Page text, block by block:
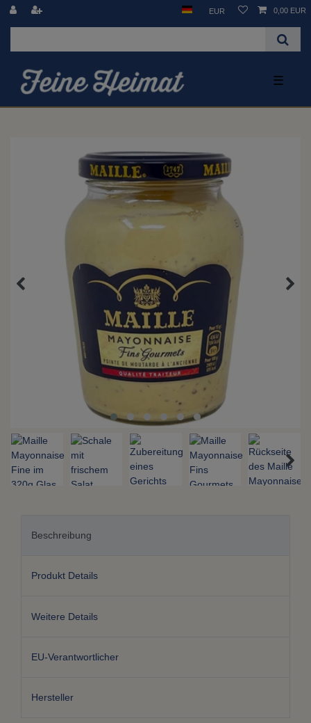
EUR 0,00 EUR
☰
Beschreibung
Produkt Details
Weitere Details
EU-Verantwortlicher
Hersteller